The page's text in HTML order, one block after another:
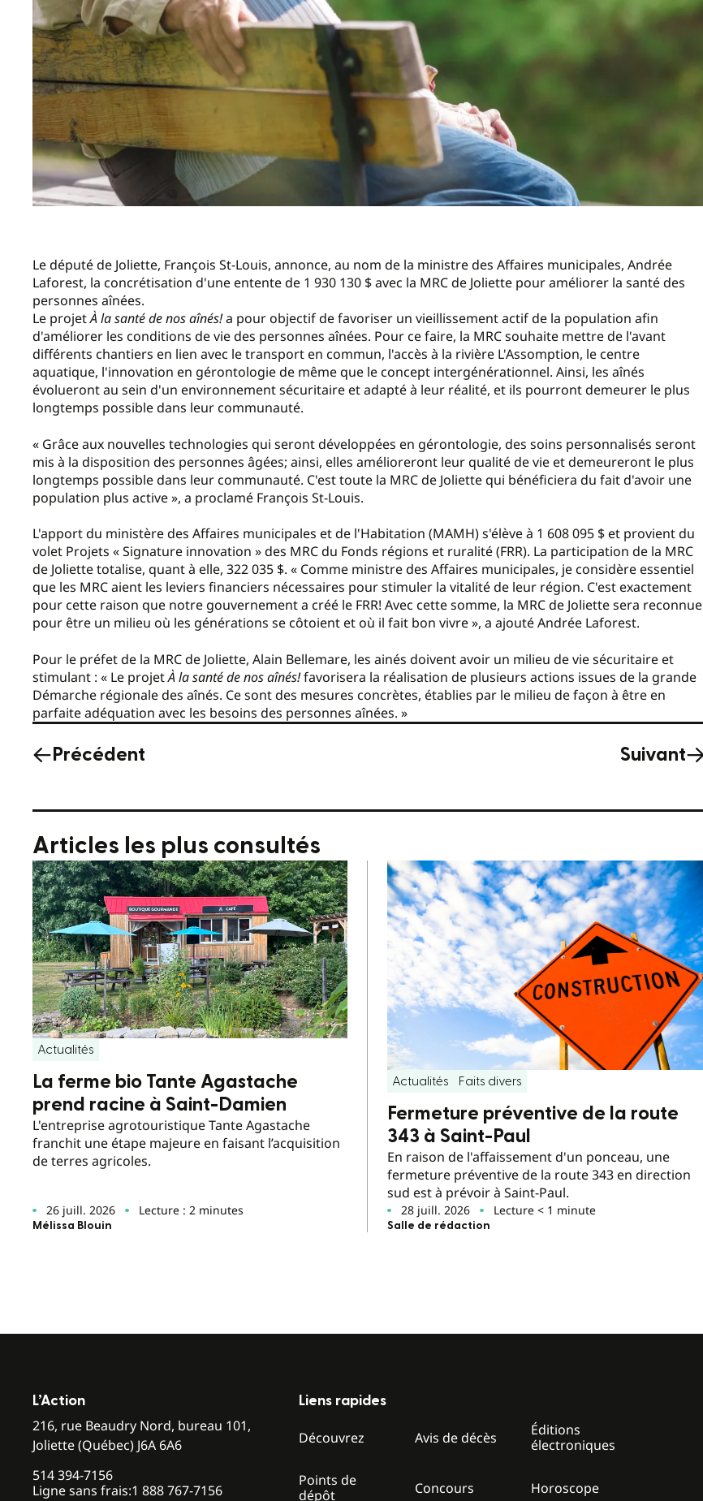
Le député de Joliette, François St-Louis, annonce, au nom de la ministre des Affaires municipales, Andrée
Laforest, la concrétisation d'une entente de 1 930 130 $ avec la MRC de Joliette pour améliorer la santé des
personnes aînées.
Le projetÀ la santé de nos aînés!a pour objectif de favoriser un vieillissement actif de la population afin
d'améliorer les conditions de vie des personnes aînées. Pour ce faire, la MRC souhaite mettre de l'avant
différents chantiers en lien avec le transport en commun, l'accès à la rivière L'Assomption, le centre
aquatique, l'innovation en gérontologie de même que le concept intergénérationnel. Ainsi, les aînés
évolueront au sein d'un environnement sécuritaire et adapté à leur réalité, et ils pourront demeurer le plus
longtemps possible dans leur communauté.
« Grâce aux nouvelles technologies qui seront développées en gérontologie, des soins personnalisés seront
mis à la disposition des personnes âgées; ainsi, elles amélioreront leur qualité de vie et demeureront le plus
longtemps possible dans leur communauté. C'est toute la MRC de Joliette qui bénéficiera du fait d'avoir une
population plus active », a proclamé François St-Louis.
L'apport du ministère des Affaires municipales et de l'Habitation (MAMH) s'élève à 1 608 095 $ et provient du
volet Projets « Signature innovation » des MRC du Fonds régions et ruralité (FRR). La participation de la MRC
de Joliette totalise, quant à elle, 322 035 $. « Comme ministre des Affaires municipales, je considère essentiel
que les MRC aient les leviers financiers nécessaires pour stimuler la vitalité de leur région. C'est exactement
pour cette raison que notre gouvernement a créé le FRR! Avec cette somme, la MRC de Joliette sera reconnue
pour être un milieu où les générations se côtoient et où il fait bon vivre », a ajouté Andrée Laforest.
Pour le préfet de la MRC de Joliette, Alain Bellemare, les ainés doivent avoir un milieu de vie sécuritaire et
stimulant : « Le projetÀ la santé de nos aînés!favorisera la réalisation de plusieurs actions issues de la grande
Démarche régionale des aînés. Ce sont des mesures concrètes, établies par le milieu de façon à être en
parfaite adéquation avec les besoins des personnes aînées. »
Précédent Suivant
Articles les plus consultés
Actualités
La ferme bio Tante Agastache
prend racine à Saint-Damien
L'entreprise agrotouristique Tante Agastache
franchit une étape majeure en faisant l’acquisition
de terres agricoles.
26 juill. 2026 Lecture : 2 minutes
Mélissa Blouin
Actualités Faits divers
Fermeture préventive de la route
343 à Saint-Paul
En raison de l'affaissement d'un ponceau, une
fermeture préventive de la route 343 en direction
sud est à prévoir à Saint-Paul.
28 juill. 2026 Lecture < 1 minute
Salle de rédaction
L’Action
216, rue Beaudry Nord, bureau 101,
Joliette (Québec) J6A 6A6
514 394-7156
Ligne sans frais:1 888 767-7156
Liens rapides
Découvrez Avis de décès
Éditions
électroniques
Points de
dépôt
Concours Horoscope